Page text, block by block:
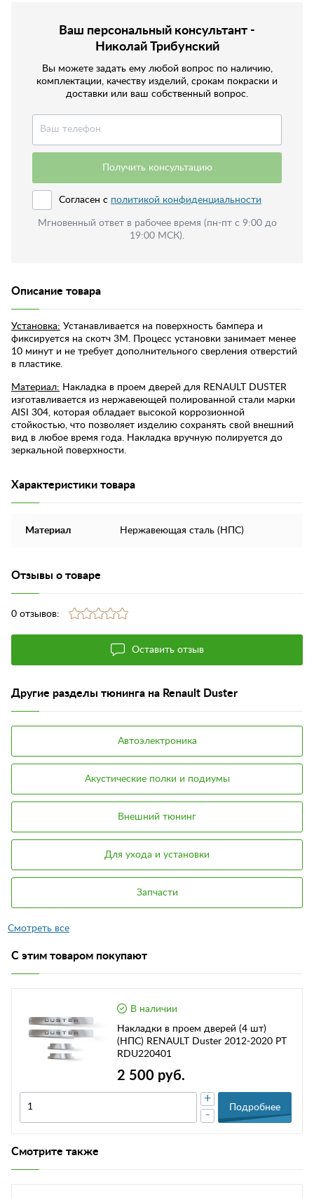
Ваш персональный консультант -
Николай Трибунский
Вы можете задать ему любой вопрос по наличию,
комплектации, качеству изделий, срокам покраски и
доставки или ваш собственный вопрос.
Получить консультацию
Согласен с политикой конфиденциальности
Мгновенный ответ в рабочее время (пн-пт с 9:00 до
19:00 МСК).
Описание товара
Установка: Устанавливается на поверхность бампера и
фиксируется на скотч 3М. Процесс установки занимает менее
10 минут и не требует дополнительного сверления отверстий
в пластике.
Материал: Накладка в проем дверей для RENAULT DUSTER
изготавливается из нержавеющей полированной стали марки
AISI 304, которая обладает высокой коррозионной
стойкостью, что позволяет изделию сохранять свой внешний
вид в любое время года. Накладка вручную полируется до
зеркальной поверхности.
Характеристики товара
Материал Нержавеющая сталь (НПС)
Отзывы о товаре
0 отзывов:
Оставить отзыв
Другие разделы тюнинга на Renault Duster
Автоэлектроника
Акустические полки и подиумы
Внешний тюнинг
Для ухода и установки
Запчасти
С этим товаром покупают
В наличии
Накладки в проем дверей (4 шт)
(НПС) RENAULT Duster 2012-2020 РТ
RDU220401
2 500 руб.
-
+
Подробнее
Смотрите также